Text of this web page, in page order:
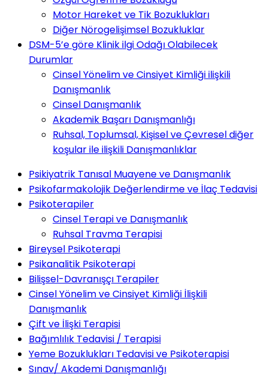
Motor Hareket ve Tik Bozuklukları
Diğer Nörogelişimsel Bozukluklar
DSM-5’e göre Klinik ilgi Odağı Olabilecek
Durumlar
Cinsel Yönelim ve Cinsiyet Kimliği ilişkili
Danışmanlık
Cinsel Danışmanlık
Akademik Başarı Danışmanlığı
Ruhsal, Toplumsal, Kişisel ve Çevresel diğer
koşular ile ilişkili Danışmanlıklar
Psikiyatrik Tanısal Muayene ve Danışmanlık
Psikofarmakolojik Değerlendirme ve İlaç Tedavisi
Psikoterapiler
Cinsel Terapi ve Danışmanlık
Ruhsal Travma Terapisi
Bireysel Psikoterapi
Psikanalitik Psikoterapi
Bilişsel-Davranışçı Terapiler
Cinsel Yönelim ve Cinsiyet Kimliği İlişkili
Danışmanlık
Çift ve İlişki Terapisi
Bağımlılık Tedavisi / Terapisi
Yeme Bozuklukları Tedavisi ve Psikoterapisi
Sınav/ Akademi Danışmanlığı